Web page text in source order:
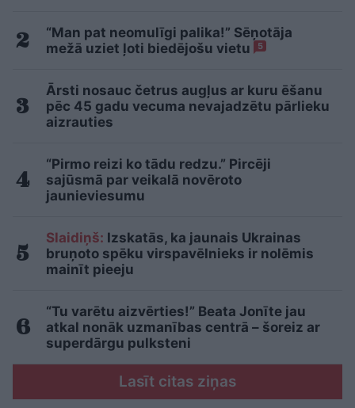
“Man pat neomulīgi palika!” Sēņotāja
mežā uziet ļoti biedējošu vietu
5
Ārsti nosauc četrus augļus ar kuru ēšanu
pēc 45 gadu vecuma nevajadzētu pārlieku
aizrauties
“Pirmo reizi ko tādu redzu.” Pircēji
sajūsmā par veikalā novēroto
jaunieviesumu
Slaidiņš: Izskatās, ka jaunais Ukrainas
bruņoto spēku virspavēlnieks ir nolēmis
mainīt pieeju
“Tu varētu aizvērties!” Beata Jonīte jau
atkal nonāk uzmanības centrā – šoreiz ar
superdārgu pulksteni
Lasīt citas ziņas